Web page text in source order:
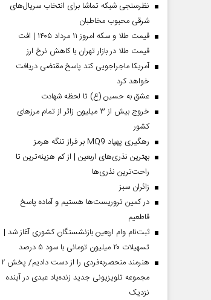
نظرسنجی شبکه تماشا برای انتخاب سریال‌های
شرقی محبوب مخاطبان
قیمت طلا و سکه امروز ۱۱ مرداد ۱۴۰۵ | افت
قیمت طلا در بازار تهران با کاهش نرخ ارز
آمریکا ماجراجویی کند پاسخ مقتضی دریافت
خواهد کرد
عشق به حسین (ع) تا لحظه شهادت
خروج بیش از ۳ میلیون زائر از تمام مرز‌های
کشور
رهگیری پهپاد MQ9 بر فراز تنگه هرمز
بهترین نذری‌های اربعین | از کم هزینه‌ترین تا
راحت‌ترین نذری‌ها
‌زائران سبز
در کمین تروریست‌ها هستیم و آماده پاسخ
قاطعیم
ثبت‌نام وام اربعین بازنشستگان کشوری آغاز شد |
تسهیلات ۲۰ میلیون تومانی با سود ۵ درصد
هنرمند منحصر‌به‌فردی را از دست دادیم/ پخش ۲
مجموعه تلویزیونی جدید زنده‌یاد عبدی در آینده
نزدیک